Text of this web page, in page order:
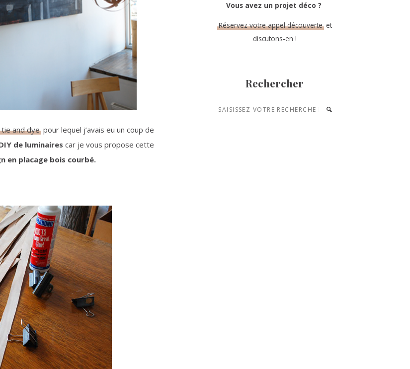
tie and dye pour lequel j’avais eu un coup de
de luminaires car je vous propose cette
en placage bois courbé.
Vous avez un projet déco ?
Réservez votre appel découverte et
discutons-en !
Rechercher
Saisissez